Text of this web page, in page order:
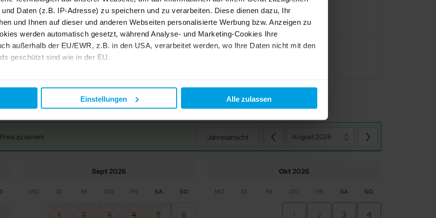
Daten (z.B. IP-Adresse) zu speichern und zu verarbeiten. Diese dienen dazu, Ihr
und Ihnen auf dieser und anderen Webseiten personalisierte Werbung bzw. Anzeigen zu
werden automatisch gesetzt, während Analyse- und Marketing-Cookies Ihre
außerhalb der EU/EWR, z.B. in den USA, verarbeitet werden, wo Ihre Daten nicht mit den
geschützt sind wie in der EU.
Einstellungen Alle zulassen
Dusche
Badewanne
Handtücher
zu sehen! August 2026
Jahresansicht
Sept 2026
MO DI MI DO FR SA SO
1 2 3 4 5 6
Okt 2026
MO DI MI DO FR SA SO
1 2 3 4